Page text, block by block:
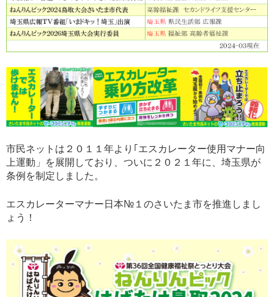
市民ネットは２０１１年より｢エスカレーター使用マナー向
上運動」を展開しており、ついに２０２１年に、埼玉県が
条例を制定しました。
エスカレーターマナー日本№１のさいたま市を推進しまし
ょう！